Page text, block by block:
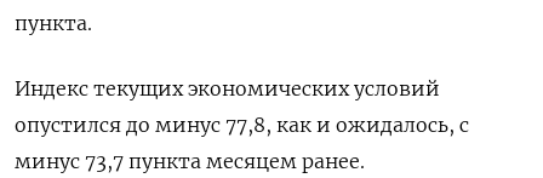
пункта.
Индекс ​текущих экономических условий
опустился до минус 77,8, как ​и ⁠ожидалось, с
минус ‌73,7 пункта ‌месяцем ранее.